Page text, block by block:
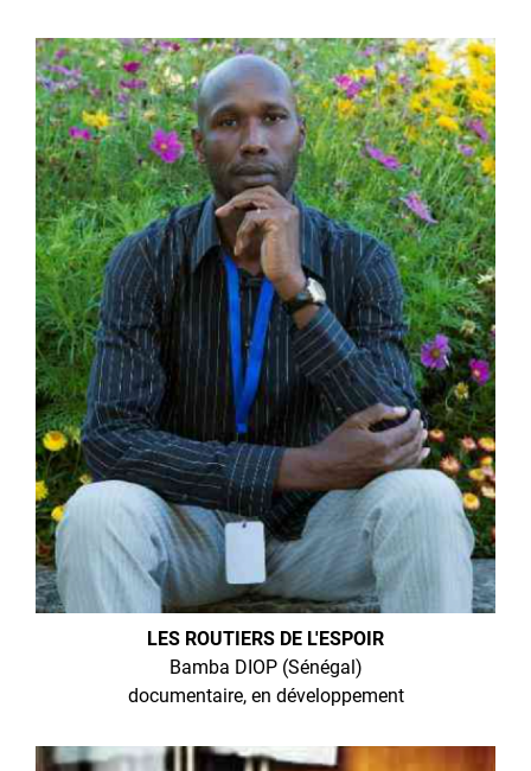
LES ROUTIERS DE L'ESPOIR
Bamba DIOP (Sénégal)
documentaire, en développement